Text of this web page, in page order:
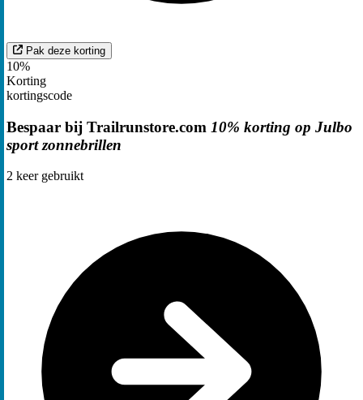
Pak deze korting
10%
Korting
kortingscode
Bespaar bij Trailrunstore.com 10% korting op Julbo
sport zonnebrillen
2 keer gebruikt